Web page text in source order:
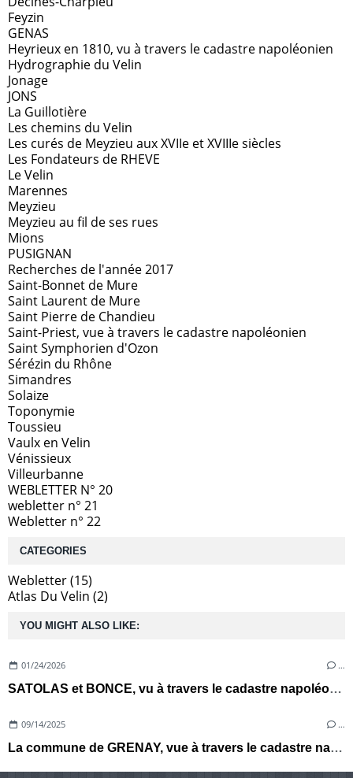
YOU MIGHT ALSO LIKE:
01/24/2026 …
SATOLAS et BONCE, vu à travers le cadastre napoléonien de 1838
09/14/2025 …
La commune de GRENAY, vue à travers le cadastre napoléonien de 1810
Feyzin
GENAS
Heyrieux en 1810, vu à travers le cadastre napoléonien
Hydrographie du Velin
Jonage
JONS
La Guillotière
Les chemins du Velin
Les curés de Meyzieu aux XVIIe et XVIIIe siècles
Les Fondateurs de RHEVE
Le Velin
Marennes
Meyzieu
Meyzieu au fil de ses rues
Mions
PUSIGNAN
Recherches de l'année 2017
Saint-Bonnet de Mure
Saint Laurent de Mure
Saint Pierre de Chandieu
Saint-Priest, vue à travers le cadastre napoléonien
Saint Symphorien d'Ozon
Sérézin du Rhône
Simandres
Solaize
Toponymie
Toussieu
Vaulx en Velin
Vénissieux
Villeurbanne
WEBLETTER N° 20
webletter n° 21
Webletter n° 22
CATEGORIES
Webletter(15)
Atlas Du Velin (2)